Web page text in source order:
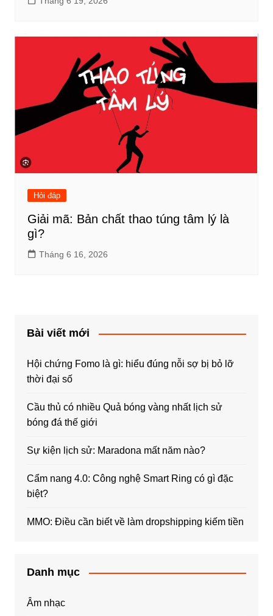
Hỏi đáp
Giải mã: Bản chất thao túng tâm lý là
gì?
Tháng 6 16, 2026
Bài viết mới
Hội chứng Fomo là gì: hiểu đúng nỗi sợ bị bỏ lỡ
thời đại số
Cầu thủ có nhiều Quả bóng vàng nhất lịch sử
bóng đá thế giới
Sự kiện lịch sử: Maradona mất năm nào?
Cẩm nang 4.0: Công nghệ Smart Ring có gì đặc
biệt?
MMO: Điều cần biết về làm dropshipping kiếm tiền
Danh mục
Âm nhạc